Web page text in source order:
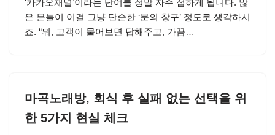
‘카카오채널’이라는 단어를 정말 자주 접하게 됩니다. 많
은 분들이 이걸 그냥 단순한 ‘문의 창구’ 정도로 생각하시
죠. “뭐, 고객이 물어보면 답해주고, 가끔…
마곡노래방, 회식 후 실패 없는 선택을 위
한 5가지 현실 체크